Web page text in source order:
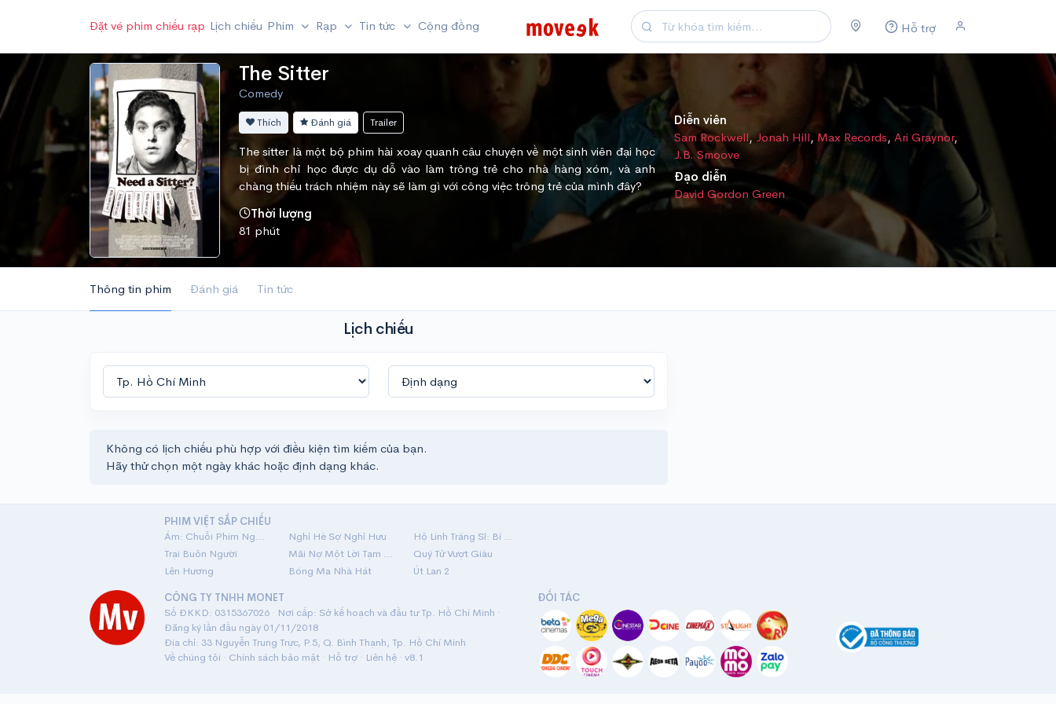
Hỗ trợ
Đặt vé phim chiếu rạp Lịch chiếu Phim Rạp Tin tức Cộng đồng
The Sitter
Comedy
Thích Đánh giá Trailer
The sitter là một bộ phim hài xoay quanh câu chuyện về một sinh viên đại học
bị đình chỉ học được dụ dỗ vào làm trông trẻ cho nhà hàng xóm, và anh
chàng thiếu trách nhiệm này sẽ làm gì với công việc trông trẻ của mình đây?
Thời lượng
81 phút
Diễn viên
Sam Rockwell,Jonah Hill, Max Records,Ari Graynor,
J.B. Smoove
Đạo diễn
David Gordon Green
Thông tin phim Đánh giá Tin tức
Lịch chiếu
Không có lịch chiếu phù hợp với điều kiện tìm kiếm của bạn.
Hãy thử chọn một ngày khác hoặc định dạng khác.
PHIM VIỆT SẮP CHIẾU
Ám: Chuỗi Phim Ngắn Linh Dị
Nghỉ Hè Sợ Nghỉ Hưu
Hộ Linh Tráng Sĩ: Bí Ẩn Mộ Vua Đinh
Trại Buôn Người
Mãi Nợ Một Lời Tạm Biệt
Quý Tử Vượt Giàu
Lên Hương
Bóng Ma Nhà Hát
Út Lan 2
CÔNG TY TNHH MONET
Số ĐKKD: 0315367026 · Nơi cấp: Sở kế hoạch và đầu tư Tp. Hồ Chí Minh ·
Đăng ký lần đầu ngày 01/11/2018
Địa chỉ: 33 Nguyễn Trung Trực, P.5, Q. Bình Thạnh, Tp. Hồ Chí Minh
Về chúng tôi · Chính sách bảo mật· Hỗ trợ· Liên hệ· v8.1
ĐỐI TÁC